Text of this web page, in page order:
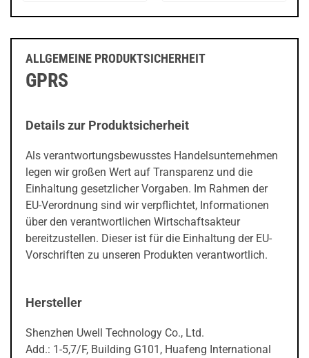
ALLGEMEINE PRODUKTSICHERHEIT
GPRS
Details zur Produktsicherheit
Als verantwortungsbewusstes Handelsunternehmen
legen wir großen Wert auf Transparenz und die
Einhaltung gesetzlicher Vorgaben. Im Rahmen der
EU-Verordnung sind wir verpflichtet, Informationen
über den verantwortlichen Wirtschaftsakteur
bereitzustellen. Dieser ist für die Einhaltung der EU-
Vorschriften zu unseren Produkten verantwortlich.
Hersteller
Shenzhen Uwell Technology Co., Ltd.
Add.: 1-5,7/F, Building G101, Huafeng International